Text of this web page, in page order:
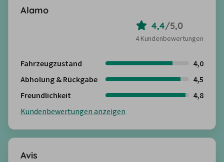
Alamo
4,4/5,0
4 Kundenbewertungen
Fahrzeugzustand
4,0
Abholung & Rückgabe
4,5
Freundlichkeit
4,8
Kundenbewertungen anzeigen
Avis